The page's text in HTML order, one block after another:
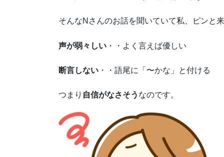
そんなNさんのお話を聞いていて私、ピンと来
声が弱々しい ・・よく言えば優しい
断言しない ・・語尾に「〜かな」と付ける
つまり 自信がなさそう なのです。